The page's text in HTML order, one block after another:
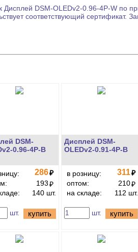
Дисплей DSM-OLEDv2-0.96-4P-W по
соответствующий сертификат.
DSM-
0.96-4P-B
286₽
193₽
140 шт.
шт. купить
Дисплей DSM-
OLEDv2-0.91-4P-B
в розницу: 311₽
оптом:
210₽
на складе:
112 шт.
шт. купить